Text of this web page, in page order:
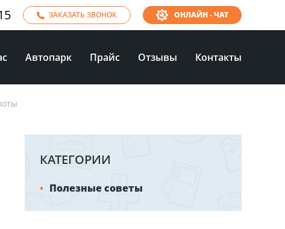
ЗАКАЗАТЬ ЗВОНОК ОНЛАЙН - ЧАТ
Автопарк Прайс Отзывы Контакты
КАТЕГОРИИ
Полезные советы